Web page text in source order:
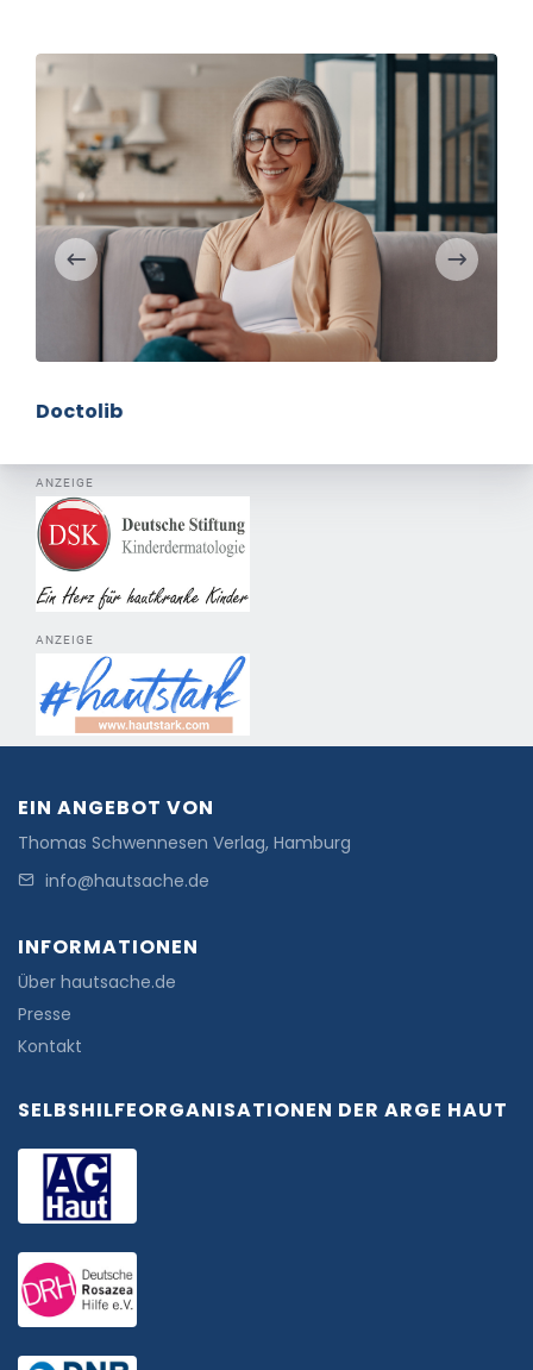
Doctolib
ANZEIGE
ANZEIGE
EIN ANGEBOT VON
Thomas Schwennesen Verlag, Hamburg
info@hautsache.de
INFORMATIONEN
Über hautsache.de
Presse
Kontakt
SELBSHILFEORGANISATIONEN DER ARGE HAUT